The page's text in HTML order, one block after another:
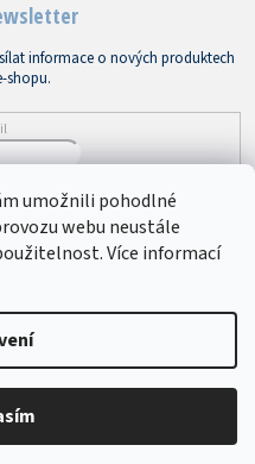
umožnili pohodlné
webu neustále
Více informací
informace o nových produktech
shopu.
SE
Shoptet
. Všechna práva vyhrazena.